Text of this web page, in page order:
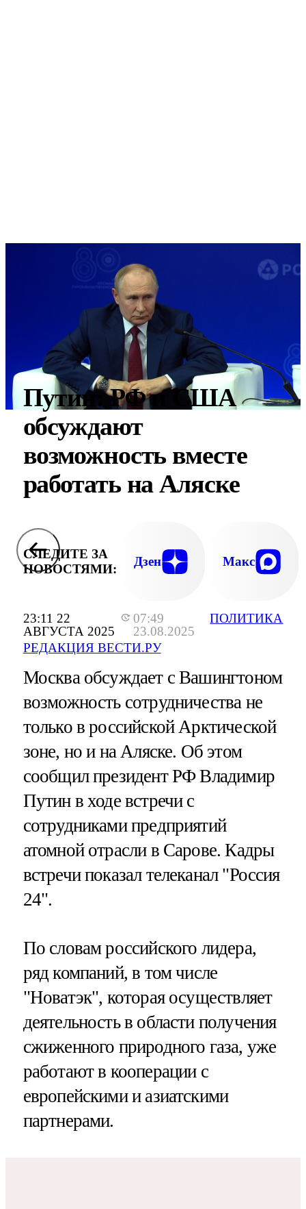
23:11 22
АВГУСТА 2025
07:49
23.08.2025
РЕДАКЦИЯ ВЕСТИ.РУ
ПОЛИТИКА
Путин: РФ и США
обсуждают
возможность вместе
работать на Аляске
СЛЕДИТЕ ЗА
НОВОСТЯМИ:
Дзен Макс
Москва обсуждает с Вашингтоном
возможность сотрудничества не
только в российской Арктической
зоне, но и на Аляске. Об этом
сообщил президент РФ Владимир
Путин в ходе встречи с
сотрудниками предприятий
атомной отрасли в Сарове. Кадры
встречи показал телеканал "Россия
24".
По словам российского лидера,
ряд компаний, в том числе
"Новатэк", которая осуществляет
деятельность в области получения
сжиженного природного газа, уже
работают в кооперации с
европейскими и азиатскими
партнерами.